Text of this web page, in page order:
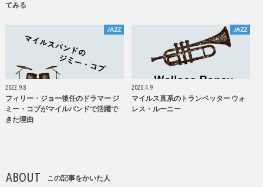
てみる
JAZZ
2022.9.8
フィリー・ジョー後任のドラマー ジ
ミー・コブがマイルバンドで活躍で
きた理由
JAZZ
2020.4.9
マイルス直系のトランペッター ウォ
レス・ルーニー
ABOUT この記事をかいた人